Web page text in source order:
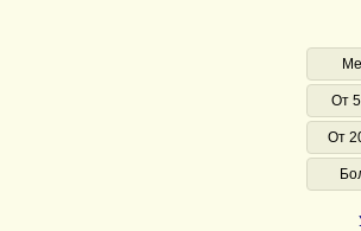
От
От